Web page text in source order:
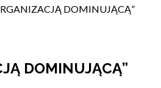
DOMINUJĄCĄ”
DOMINUJĄCĄ”